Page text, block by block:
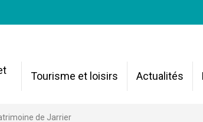
Tourisme et loisirs Actualités
de Jarrier